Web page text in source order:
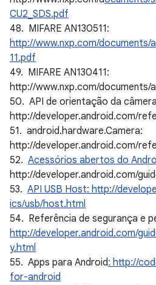
CU2_SDS.pdf
48. MIFARE AN130511:
http://www.nxp.com/documents/
11.pdf
49. MIFARE AN130411:
http://www.nxp.com/documents/
50. API de orientação da
http://developer.android.com/
51. android.hardware.Camera:
http://developer.android.com/
52. Acessórios abertos do
http://developer.android.com/
53. API USB Host: http://
ics/usb/host.html
54. Referência de segurança e
http://developer.android.com/
y.html
55. Apps para Android: http://
for-android